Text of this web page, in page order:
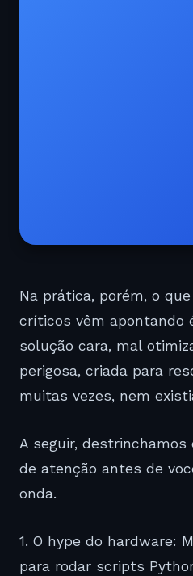
Na prática, porém, o
críticos vêm apontando
solução cara, mal
perigosa, criada para
muitas vezes, nem
A seguir,
de atenção antes de
onda.
1. O hype do hardware:
para rodar scripts